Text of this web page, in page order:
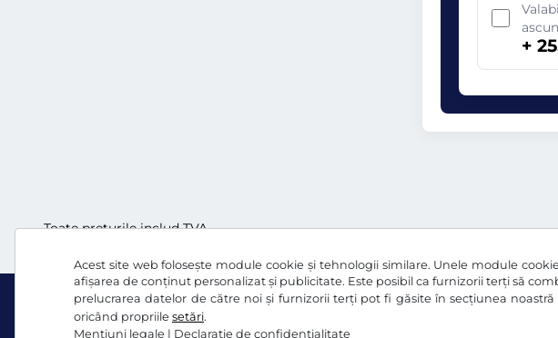
Acest site web folosește module cookie și tehnologii similare. Unele module
afișarea de conținut personalizat și publicitate. Este posibil ca furnizorii terți să
prelucrarea datelor de către noi și furnizorii terți pot fi găsite în secțiunea noastră
oricând propriile setări.
Mențiuni legale | Declaraţie de confidențialitate
+
Toate prețurile includ TVA.